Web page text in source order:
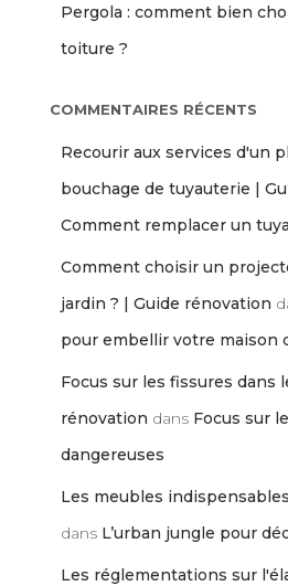
Pergola : comment bien
toiture ?
COMMENTAIRES RÉCENTS
Recourir aux services d'un
bouchage de tuyauterie |
Comment remplacer un
Comment choisir un
jardin ? | Guide rénovation
pour embellir votre maison
Focus sur les fissures dans
rénovation dans Focus sur
dangereuses
Les meubles
dans L’urban jungle pour
Les réglementations sur